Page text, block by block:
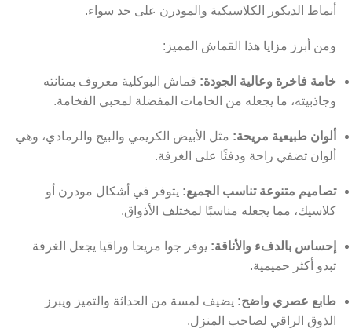
أنماط الديكور الكلاسيكية والمودرن على حد سواء.
ومن أبرز مزايا هذا القماش المميز:
خامة فاخرة وعالية الجودة: قماش البوكلية معروف بمتانته
وجاذبيته، ما يجعله من الخامات المفضلة لمحبي الفخامة.
ألوان طبيعية مريحة: مثل الأبيض الكريمي والبيج والرمادي، وهي
ألوان تضفي راحة ودفئًا على الغرفة.
تصاميم متنوعة تناسب الجميع: يتوفر في أشكال مودرن أو
كلاسيك، مما يجعله مناسبًا لمختلف الأذواق.
إحساس بالدفء والأناقة: يوفر جوا مريحا وراقيا يجعل الغرفة
تبدو أكثر حميمية.
طابع عصري واضح: يضيف لمسة من الحداثة والتميز ويبرز
الذوق الراقي لصاحب المنزل.